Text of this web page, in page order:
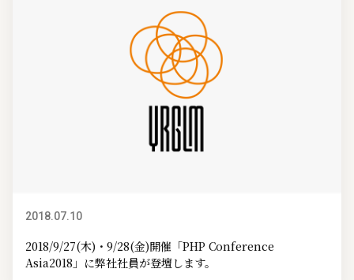
2018.07.10
2018/9/27(木)・9/28(金)開催「PHP Conference
Asia2018」に弊社社員が登壇します。